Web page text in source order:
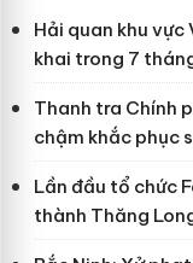
Hải quan khu
khai trong 7
Thanh tra Chính
chậm khắc phục
Lần đầu tổ chức
thành Thăng